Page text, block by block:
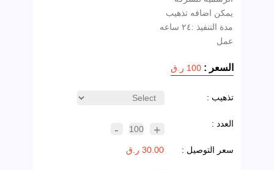
مدة التنفيذ :٢٤ ساعه
عمل
السعر :100 ر.ق
تذهيب :
العدد : +
100
-
سعر التوصيل : 30.00 ر.ق